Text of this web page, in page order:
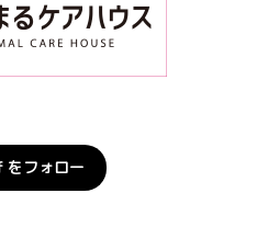
フォロー